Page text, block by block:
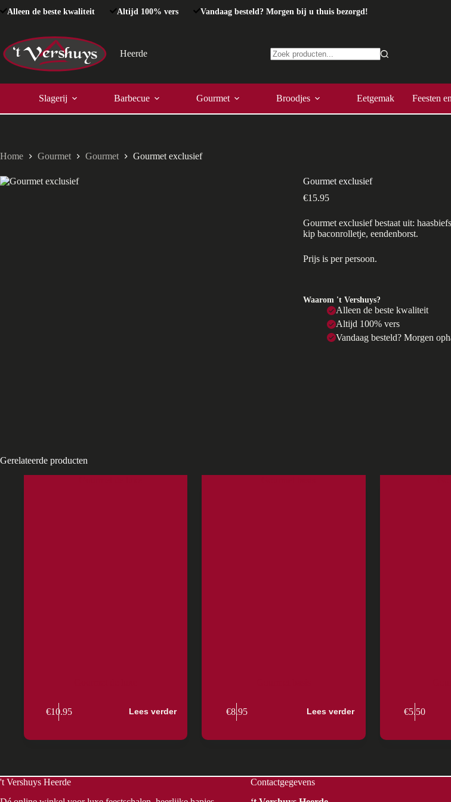
naarAlleen de beste kwaliteit Altijd 100% vers Vandaag besteld? Morgen bij u thuis bezorgd!
Heerde
Slagerij Barbecue Gourmet Broodjes Eetgemak Feesten
Home Gourmet Gourmet Gourmet exclusief
Gourmet exclusief
€15.95
Gourmet exclusief bestaat uit:
kip baconrolletje, eendenborst.
Prijs is per persoon.
Waarom 't Vershuys?
Alleen de beste kwaliteit
Altijd 100% vers
Vandaag besteld? Morgen
Gerelateerde producten
€10.95 Lees verder €8.95 Lees verder €5.50
't Vershuys Heerde
Contactgegevens